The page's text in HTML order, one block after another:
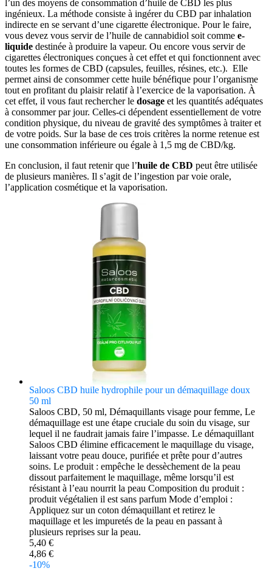
l’un des moyens de consommation d’huile de CBD les plus
ingénieux. La méthode consiste à ingérer du CBD par inhalation
indirecte en se servant d’une cigarette électronique. Pour le faire,
vous devez vous servir de l’huile de cannabidiol soit comme e-
liquide destinée à produire la vapeur. Ou encore vous servir de
cigarettes électroniques conçues à cet effet et qui fonctionnent avec
toutes les formes de CBD (capsules, feuilles, résines, etc.). Elle
permet ainsi de consommer cette huile bénéfique pour l’organisme
tout en profitant du plaisir relatif à l’exercice de la vaporisation. À
cet effet, il vous faut rechercher le dosage et les quantités adéquates
à consommer par jour. Celles-ci dépendent essentiellement de votre
condition physique, du niveau de gravité des symptômes à traiter et
de votre poids. Sur la base de ces trois critères la norme retenue est
une consommation inférieure ou égale à 1,5 mg de CBD/kg.
En conclusion, il faut retenir que l’huile de CBD peut être utilisée
de plusieurs manières. Il s’agit de l’ingestion par voie orale,
l’application cosmétique et la vaporisation.
Saloos CBD huile hydrophile pour un démaquillage doux
50 ml
Saloos CBD, 50 ml, Démaquillants visage pour femme, Le
démaquillage est une étape cruciale du soin du visage, sur
lequel il ne faudrait jamais faire l’impasse. Le démaquillant
Saloos CBD élimine efficacement le maquillage du visage,
laissant votre peau douce, purifiée et prête pour d’autres
soins. Le produit : empêche le dessèchement de la peau
dissout parfaitement le maquillage, même lorsqu’il est
résistant à l’eau nourrit la peau Composition du produit :
produit végétalien il est sans parfum Mode d’emploi :
Appliquez sur un coton démaquillant et retirez le
maquillage et les impuretés de la peau en passant à
plusieurs reprises sur la peau.
5,40 €
4,86 €
-10%